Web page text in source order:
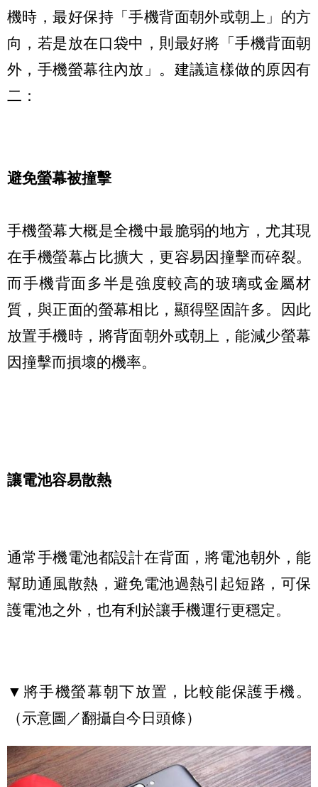
機時，最好保持「手機背面朝外或朝上」的方
向，若是放在口袋中，則最好將「手機背面朝
外，手機螢幕往內放」。建議這樣做的原因有
二：
避免螢幕被撞擊
手機螢幕大概是全機中最脆弱的地方，尤其現
在手機螢幕占比擴大，更容易因撞擊而碎裂。
而手機背面多半是強度較高的玻璃或金屬材
質，與正面的螢幕相比，顯得堅固許多。因此
放置手機時，將背面朝外或朝上，能減少螢幕
因撞擊而損壞的機率。
讓電池容易散熱
通常手機電池都設計在背面，將電池朝外，能
幫助通風散熱，避免電池過熱引起短路，可保
護電池之外，也有利於讓手機運行更穩定。
▼將手機螢幕朝下放置，比較能保護手機。
（示意圖／翻攝自今日頭條）